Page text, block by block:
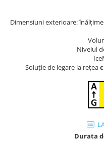
Dimensiuni exterioare:
Nivelul
Soluţie de legare la reţea
Durata